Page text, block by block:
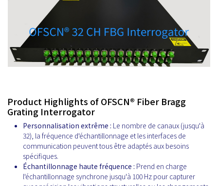
Product Highlights of OFSCN® Fiber Bragg
Grating Interrogator
Personnalisation extrême : Le nombre de canaux (jusqu'à
32), la fréquence d'échantillonnage et les interfaces de
communication peuvent tous être adaptés aux besoins
spécifiques.
Échantillonnage haute fréquence : Prend en charge
l'échantillonnage synchrone jusqu'à 100 Hz pour capturer